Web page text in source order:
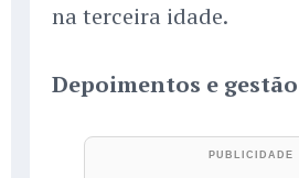
na terceira idade.
Depoimentos e gestão